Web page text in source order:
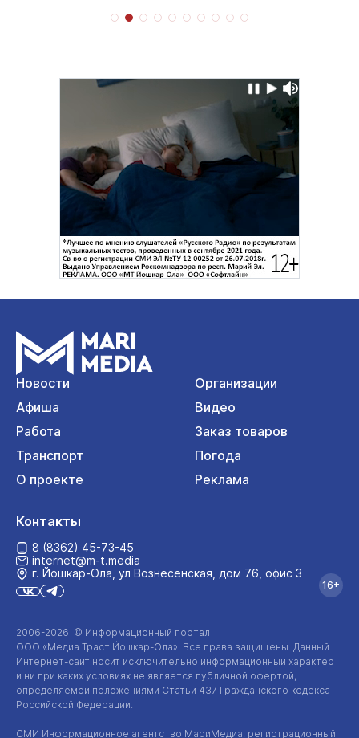
Новости
Организации
Афиша
Видео
Работа
Заказ товаров
Транспорт
Погода
О проекте
Реклама
2006-2026 © Информационный портал
ООО «Медиа Траст Йошкар-Ола». Все права защищены. Данный
Интернет-сайт носит исключительно информационный характер
и ни при каких условиях не является публичной офертой,
определяемой положениями Статьи 437 Гражданского кодекса
Российской Федерации.
СМИ Информационное агентство МариМедиа, регистрационный
Контакты
8 (8362) 45-73-45
internet@m-t.media
г. Йошкар‑Ола, ул Вознесенская, дом 76, офис 3
16+